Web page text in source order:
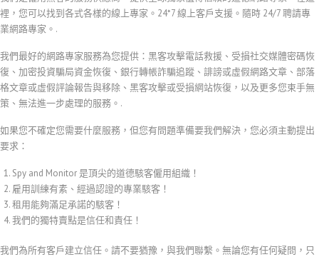
裡，您可以找到各式各樣的線上專家。24*7 線上客戶支援。隨時 24/7 聘請專
業網路專家。.
我們最好的網路專家服務為您提供：黑客攻擊電話救援、受損社交媒體密碼恢
復、加密投資騙局資金恢復、銀行轉帳詐騙追蹤、誹謗或虛假網路文章、部落
格文章或虛假評論報告與移除、黑客攻擊或受損網站恢復，以及更多您束手無
策、無法進一步處理的服務。.
如果您不確定您需要什麼服務，但您有問題準備要我們解決，您必須主動提出
要求：
Spy and Monitor 是頂尖的道德駭客僱用組織！
雇用訓練有素、經過認證的專業駭客！
租用能夠滿足承諾的駭客！
我們的獨特賣點是信任和責任！
我們為所有客戶建立信任。請不要猶豫，與我們聯繫。無論您有任何疑問，只